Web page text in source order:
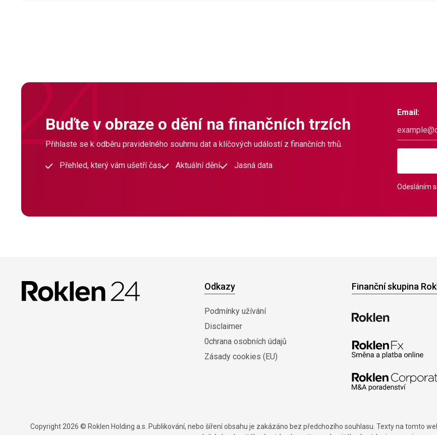
Buďte v obraze o dění na finančních trzích
Přihlaste se k odběru pravidelného souhrnu dat a klíčových událostí z finančních trhů.
Přehled, který vám ušetří čas Aktuální dění Jasná data
Email:
Odesláním
Odkazy
Podmínky užívání
Disclaimer
0chrana osobních údajů
Zásady cookies (EU)
Finanční skupina
Copyright 2026 © Roklen Holding a.s. Publikování, nebo šíření obsahu je zakázáno bez předchozího souhlasu. Texty na tomto